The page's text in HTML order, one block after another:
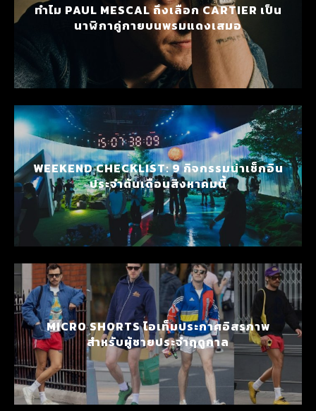
ทำไม PAUL MESCAL ถึงเลือก CARTIER เป็น
นาฬิกาคู่กายบนพรมแดงเสมอ
WEEKEND CHECKLIST: 9 กิจกรรมน่าเช็กอิน
ประจำต้นเดือนสิงหาคมนี้
MICRO SHORTS ไอเท็มประกาศอิสรภาพ
สำหรับผู้ชายประจำฤดูกาล